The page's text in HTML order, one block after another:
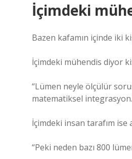
İçimdeki
Bazen kafamın içinde iki
İçimdeki mühendis diyor ki:
“Lümen neyle ölçülür
matematiksel
İçimdeki insan tarafım ise
“Peki neden bazı 800